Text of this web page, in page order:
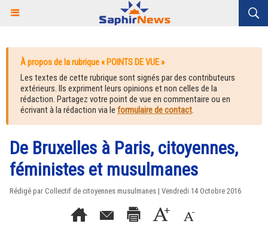
À propos de la rubrique « POINTS DE VUE »
Les textes de cette rubrique sont signés par des contributeurs
extérieurs. Ils expriment leurs opinions et non celles de la
rédaction. Partagez votre point de vue en commentaire ou en
écrivant à la rédaction via le formulaire de contact.
De Bruxelles à Paris, citoyennes,
féministes et musulmanes
Rédigé par Collectif de citoyennes musulmanes | Vendredi 14 Octobre 2016